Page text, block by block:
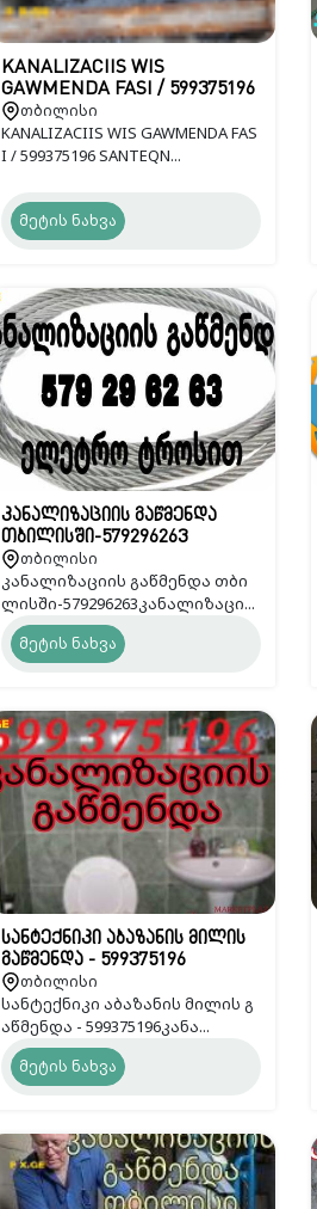
KANALIZACIIS WIS
GAWMENDA FASI / 599375196
თბილისი
KANALIZACIIS WIS GAWMENDA FAS
I / 599375196 SANTEQN...
მეტის ნახვა
კანალიზაციის გაწმენდა
თბილისში-579296263
თბილისი
კანალიზაციის გაწმენდა თბი
ლისში-579296263კანალიზაცი...
მეტის ნახვა
სანტექნიკი აბაზანის მილის
გაწმენდა - 599375196
თბილისი
სანტექნიკი აბაზანის მილის გ
აწმენდა - 599375196კანა...
მეტის ნახვა